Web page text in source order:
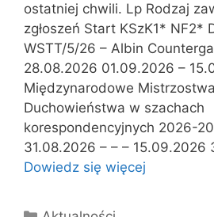
ostatniej chwili. Lp Rodzaj
zgłoszeń Start KSzK1* NF2*
WSTT/5/26 – Albin
28.08.2026 01.09.2026 –
Międzynarodowe
Duchowieństwa w szachach
korespondencyjnych 2026-
31.08.2026 – – – 15.09.2026
Dowiedz się więcej
Kategorie